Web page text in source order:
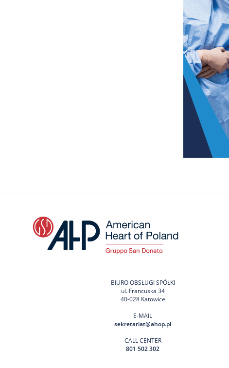
BIURO OBSŁUGI SPÓŁKI
ul. Francuska 34
40-028 Katowice
E-MAIL
sekretariat@ahop.pl
CALL CENTER
801 502 302